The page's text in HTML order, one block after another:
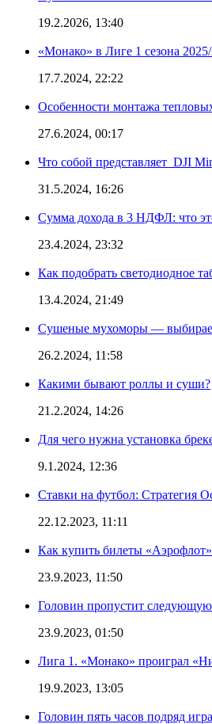
19.2.2026, 13:40
«Монако» в Лиге 1 сезона
17.7.2024, 22:22
Особенности монтажа
27.6.2024, 00:17
Что собой представляет DJI
31.5.2024, 16:26
Сумма дохода в 3 НДФЛ: что
23.4.2024, 23:32
Как подобрать светодиодное
13.4.2024, 21:49
Сушеные мухоморы —
26.2.2024, 11:58
Какими бывают роллы и суши?
21.2.2024, 14:26
Для чего нужна установка
9.1.2024, 12:36
Ставки на футбол: Стратегия
22.12.2023, 11:11
Как купить билеты
23.9.2023, 11:50
Головин пропустит
23.9.2023, 01:50
Лига 1. «Монако» проиграл
19.9.2023, 13:05
Головин пять часов подряд